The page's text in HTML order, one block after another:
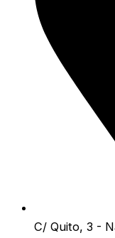
C/ Quito, 3 -